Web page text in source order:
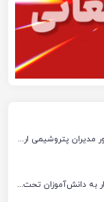
غبارروبی مزار شهدا در ماهشهر با حضور مدیران پتروشیمی اروند و مسئولان شهری
پتروشیمی اروند ۹۸۵ بسته نوشت‌افزار به دانش‌آموزان تحت پوشش کمیته امداد بندرماهشهر اهدا کرد